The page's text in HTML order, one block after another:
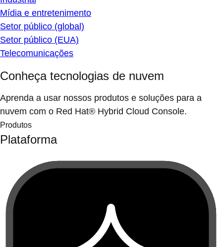
Mídia e entretenimento
Setor público (global)
Setor público (EUA)
Telecomunicações
Conheça tecnologias de nuvem
Aprenda a usar nossos produtos e soluções para a
nuvem com o Red Hat® Hybrid Cloud Console.
Produtos
Plataforma